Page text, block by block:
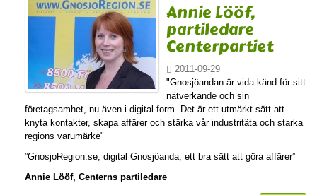
Annie Lööf,
partiledare
Centerpartiet
2011-09-29
"Gnosjöandan är vida känd för sitt
nätverkande och sin
företagsamhet, nu även i digital form. Det är ett utmärkt sätt att
knyta kontakter, skapa affärer och stärka vår industritäta och starka
regions varumärke"
”GnosjoRegion.se, digital Gnosjöanda, ett bra sätt att göra affärer”
Annie Lööf, Centerns partiledare